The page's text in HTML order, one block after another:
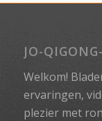
JO-
Welkom!
ervaringen,
plezier met